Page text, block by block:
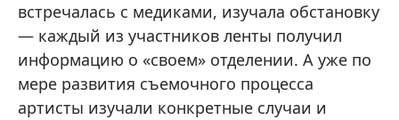
встречалась с медиками, изучала обстановку
— каждый из участников ленты получил
информацию о «своем» отделении. А уже по
мере развития съемочного процесса
артисты изучали конкретные случаи и